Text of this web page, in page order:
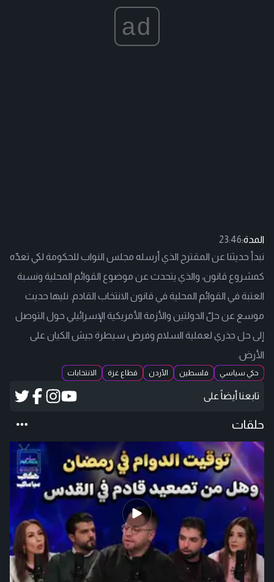
ad
المدة:23:46
نبدأ حديثنا عن المقترح الذي أرسله مجلس النواب للحكومة لكي تعدّه
كمشروع قانون، والذي يتحدث عن موضوع القوائم المحلية ونسبة
العتبة في القوائم المحلية في قانون الانتخاب القادم. نليها حديث
موسع عن حلّ الدولتين والأزمة الأمريكية الإسرائيلي حول التوصل
إلى حل جذري لعملية السلام وفرض سيطرة جيش الكيان على
الأرض.
حكي سياسي فلسطين الأردن قطاع غزة الانتخابات
تابعنا أيضاً على
حلقات